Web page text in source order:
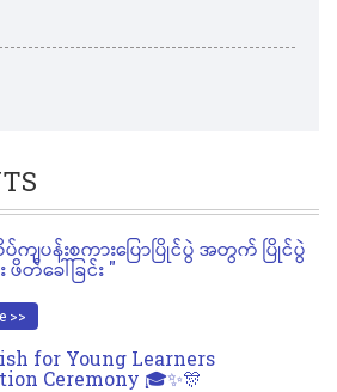
ကျပန်းစကားပြောပြိုင်ပွဲ အတွက် ပြိုင်ပွဲ
ဖိတ်ခေါ်ခြင်း "
>>
for Young Learners
Ceremony 🎓✨🎊